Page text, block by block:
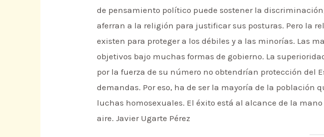
de pensamiento político puede sostener la
aferran a la religión para justificar sus posturas. Pero la
existen para proteger a los débiles y a las minorías. Las
objetivos bajo muchas formas de gobierno. La
por la fuerza de su número no obtendrían protección del
demandas. Por eso, ha de ser la mayoría de la población
luchas homosexuales. El éxito está al alcance de la
aire. Javier Ugarte Pérez